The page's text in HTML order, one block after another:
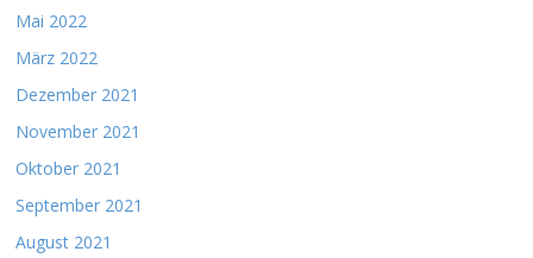
Mai 2022
März 2022
Dezember 2021
November 2021
Oktober 2021
September 2021
August 2021